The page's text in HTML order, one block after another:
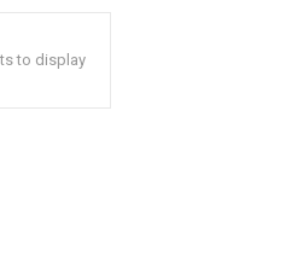
to display